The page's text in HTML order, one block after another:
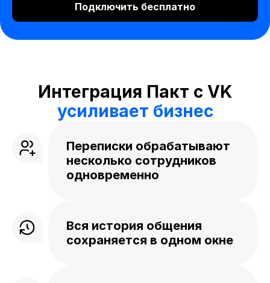
Подключить бесплатно
Интеграция Пакт с VK
усиливает бизнес
Переписки обрабатывают
несколько сотрудников
одновременно
Вся история общения
сохраняется в одном окне